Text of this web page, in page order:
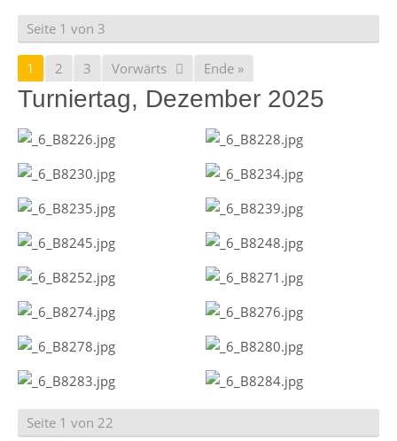
Seite 1 von 3
1 2 3 Vorwärts Ende »
Turniertag, Dezember 2025
Seite 1 von 22